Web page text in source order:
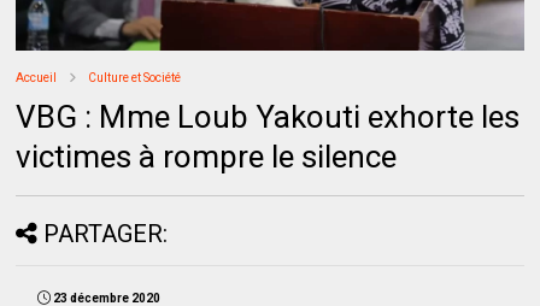
Accueil Culture et Société
VBG : Mme Loub Yakouti exhorte les
victimes à rompre le silence
PARTAGER:
23 décembre 2020